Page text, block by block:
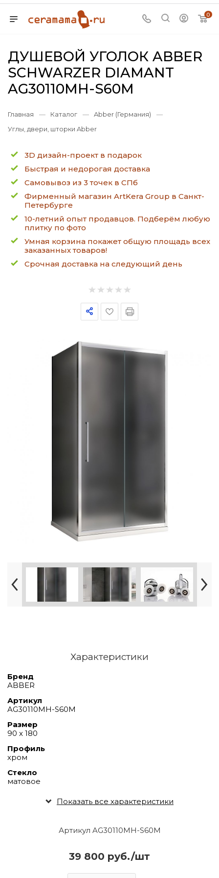
0
ДУШЕВОЙ УГОЛОК ABBER
SCHWARZER DIAMANT
AG30110MH-S60M
Главная — Каталог — Abber (Германия)
—
Углы, двери, шторки Abber
3D дизайн-проект в подарок
Быстрая и недорогая доставка
Самовывоз из 3 точек в СПб
Фирменный магазин ArtKera Group в Санкт-
Петербурге
10-летний опыт продавцов. Подберём любую
плитку по фото
Умная корзина покажет общую площадь всех
заказанных товаров!
Срочная доставка на следующий день
Артикул AG30110MH-S60M
39 800 руб./шт
Характеристики
Бренд
ABBER
Артикул
AG30110MH-S60M
Размер
90 х 180
Профиль
хром
Стекло
матовое
Показать все характеристики